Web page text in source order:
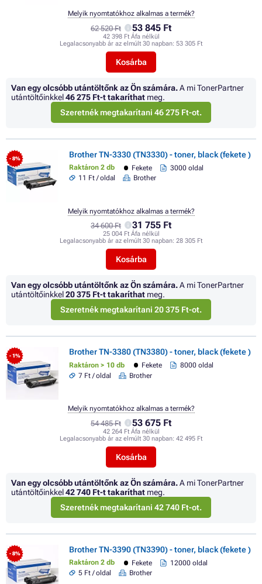
62 520 Ft 53 845 Ft
42 398 Ft Áfa nélkül
Legalacsonyabb ár az elmúlt 30 napban: 53 305 Ft
Kosárba
Melyik nyomtatókhoz alkalmas a termék?
Van egy olcsóbb utántöltőnk az Ön számára.A mi TonerPartner
utántöltőinkkel46 275 Ft-t takaríthat meg.
Szeretnék megtakarítani 46 275 Ft-ot.
- 8% Brother TN-3330 (TN3330) - toner, black (fekete )
Raktáron 2 db Fekete
3000 oldal
11 Ft / oldal
Brother
34 600 Ft 31 755 Ft
25 004 Ft Áfa nélkül
Legalacsonyabb ár az elmúlt 30 napban: 28 305 Ft
Kosárba
Melyik nyomtatókhoz alkalmas a termék?
Van egy olcsóbb utántöltőnk az Ön számára.A mi TonerPartner
utántöltőinkkel20 375 Ft-t takaríthat meg.
Szeretnék megtakarítani 20 375 Ft-ot.
- 1% Brother TN-3380 (TN3380) - toner, black (fekete )
Raktáron > 10 db Fekete
8000 oldal
7 Ft / oldal
Brother
54 485 Ft 53 675 Ft
42 264 Ft Áfa nélkül
Legalacsonyabb ár az elmúlt 30 napban: 42 495 Ft
Kosárba
Melyik nyomtatókhoz alkalmas a termék?
Van egy olcsóbb utántöltőnk az Ön számára.A mi TonerPartner
utántöltőinkkel42 740 Ft-t takaríthat meg.
Szeretnék megtakarítani 42 740 Ft-ot.
- 8% Brother TN-3390 (TN3390) - toner, black (fekete )
Raktáron 2 db Fekete
12000 oldal
5 Ft / oldal
Brother